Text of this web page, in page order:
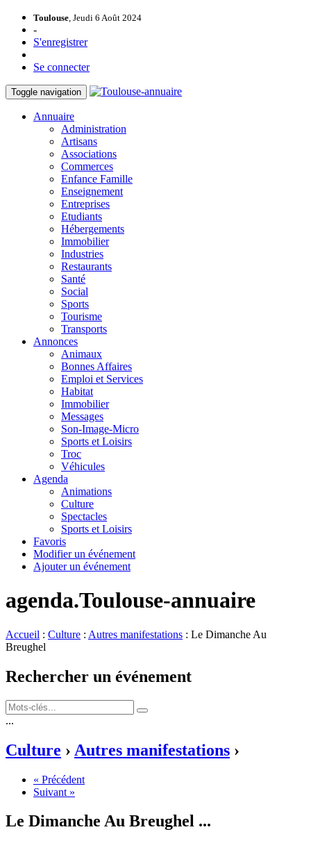
Toulouse, Jeudi 6 Août 2024
-
S'enregistrer
Se connecter
Toggle navigation
Annuaire
Administration
Artisans
Associations
Commerces
Enfance Famille
Enseignement
Entreprises
Etudiants
Hébergements
Immobilier
Industries
Restaurants
Santé
Social
Sports
Tourisme
Transports
Annonces
Animaux
Bonnes Affaires
Emploi et Services
Habitat
Immobilier
Messages
Son-Image-Micro
Sports et Loisirs
Troc
Véhicules
Agenda
Animations
Culture
Spectacles
Sports et Loisirs
Favoris
Modifier un événement
Ajouter un événement
agenda.Toulouse-annuaire
Accueil : Culture : Autres manifestations : Le Dimanche Au
Breughel
Rechercher un événement
...
Culture › Autres manifestations ›
« Précédent
Suivant »
Le Dimanche Au Breughel ...